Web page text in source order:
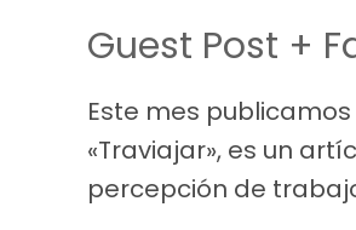
Guest Post +
Este mes
«Traviajar», es un
percepción de